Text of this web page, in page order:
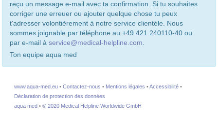
reçu un message e-mail avec ta confirmation. Si tu souhaites
corriger une erreuer ou ajouter quelque chose tu peux
t'adresser volontièrement à notre service clientèle. Nous
sommes joignable par téléphone au +49 421 240110-40 ou
par e-mail à service@medical-helpline.com.
Ton equipe aqua med
www.aqua-med.eu • Contactez-nous • Mentions légales •Accessibilité •
Déclaration de protection des données
aqua med • © 2020 Medical Helpline Worldwide GmbH